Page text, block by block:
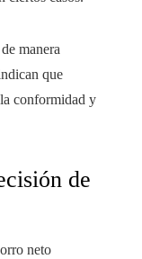
manera
que
conformidad y
de
neto